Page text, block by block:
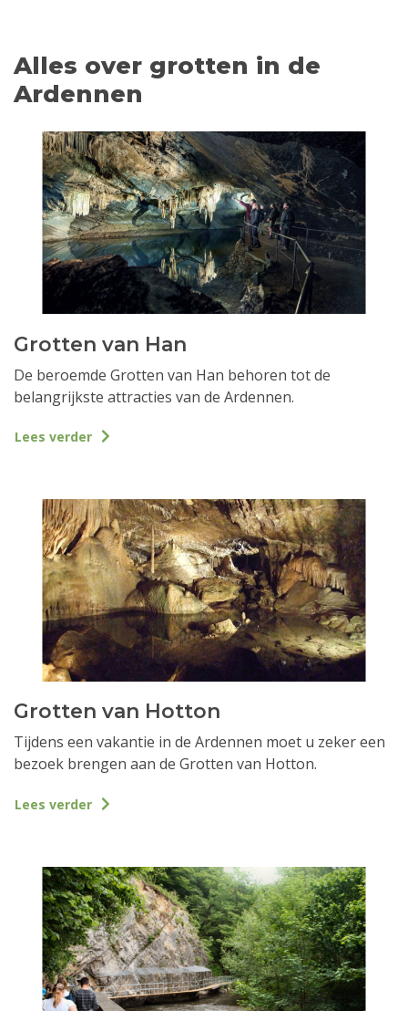
Alles over grotten in de
Ardennen
Grotten van Han
De beroemde Grotten van Han behoren tot de
belangrijkste attracties van de Ardennen.
Lees verder
Grotten van Hotton
Tijdens een vakantie in de Ardennen moet u zeker een
bezoek brengen aan de Grotten van Hotton.
Lees verder